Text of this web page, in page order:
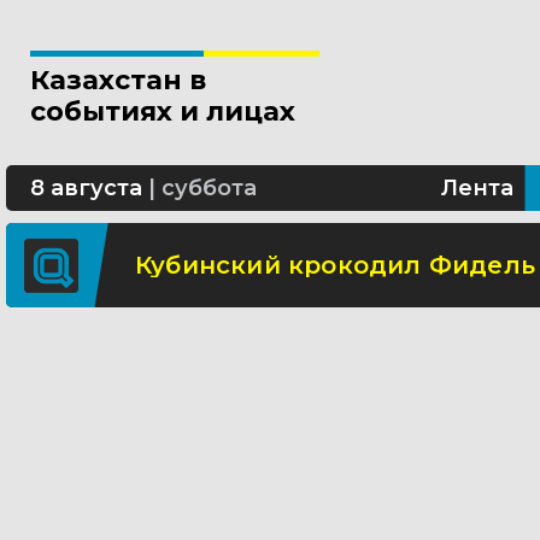
Казахстан в
событиях и лицах
8 августа суббота Лента
Школьница из Астаны
В области Абай построят
Кубинский крокодил